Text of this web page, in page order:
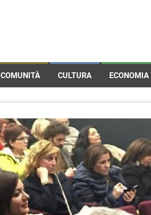
COMUNITÀ CULTURA ECONOMIA